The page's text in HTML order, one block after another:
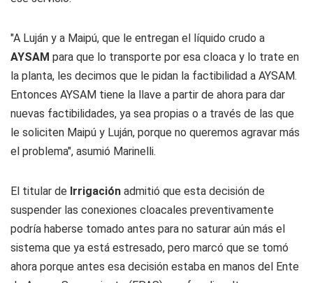
"A Luján y a Maipú, que le entregan el líquido crudo a
AYSAM para que lo transporte por esa cloaca y lo trate en
la planta, les decimos que le pidan la factibilidad a AYSAM.
Entonces AYSAM tiene la llave a partir de ahora para dar
nuevas factibilidades, ya sea propias o a través de las que
le soliciten Maipú y Luján, porque no queremos agravar más
el problema", asumió Marinelli.
El titular de Irrigación admitió que esta decisión de
suspender las conexiones cloacales preventivamente
podría haberse tomado antes para no saturar aún más el
sistema que ya está estresado, pero marcó que se tomó
ahora porque antes esa decisión estaba en manos del Ente